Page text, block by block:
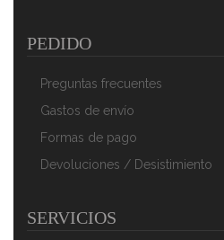
Inducción,
PEDIDO
Preguntas frecuentes
Gastos de envío
Formas de pago
Devoluciones / Desistimiento
SERVICIOS